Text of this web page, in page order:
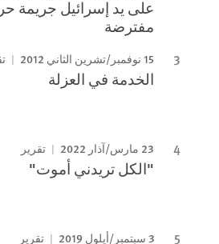
على يد إسرائيل جريمة
مفترضة
15 نوفمبر/تشرين الثاني 2012
الخدمة في العزلة
23 مارس/آذار 2022 تقرير
"الكل تريدني أموت"
3 سبتمبر/أيلول 2019 تقرير